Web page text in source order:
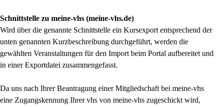
Schnittstelle zu meine-vhs (meine-vhs.de)
Wird über die genannte Schnittstelle ein Kursexport entsprechend der
unten genannten Kurzbeschreibung durchgeführt, werden die
gewählten Veranstaltungen für den Import beim Portal aufbereitet und
in einer Exportdatei zusammengefasst.
Da uns nach Ihrer Beantragung einer Mitgliedschaft bei meine-vhs
eine Zugangskennung Ihrer vhs von meine-vhs zugeschickt wird,